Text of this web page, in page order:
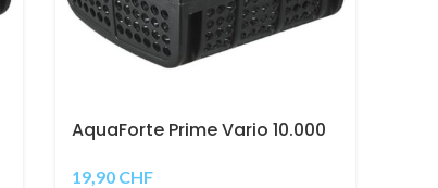
AquaForte Prime Vario 10.000
19,90 CHF